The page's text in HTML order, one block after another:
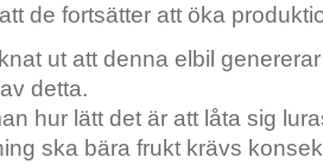
de fortsätter att öka
ut att denna elbil
detta.
hur lätt det är att låta sig
ska bära frukt krävs